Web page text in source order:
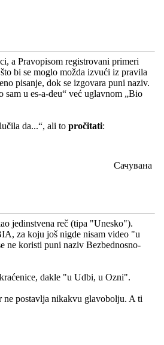
a Pravopisom registrovani primeri
bi se moglo možda izvući iz pravila
pisanje, dok se izgovara puni naziv.
sam u es-a-deu“ već uglavnom „Bio
da...“, ali to pročitati:
Сачувана
jedinstvena reč (tipa "Unesko").
za koju još nigde nisam video "u
koristi puni naziv Bezbednosno-
dakle "u Udbi, u Ozni".
ne postavlja nikakvu glavobolju. A ti